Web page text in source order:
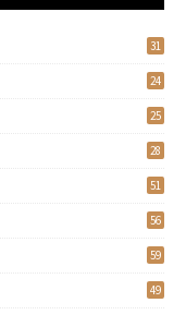
31
24
25
28
51
56
59
49